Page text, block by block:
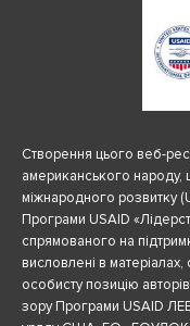
Створення цього веб-
американського
міжнародного розвитку
Програми USAID
спрямованого на
висловлені в
особисту позицію
зору Програми USAID ЛЕВ